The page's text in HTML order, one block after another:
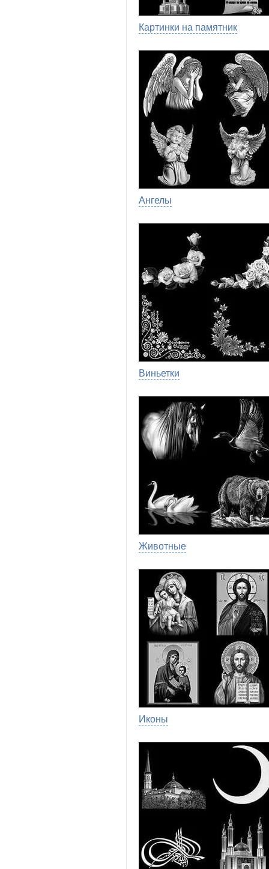
Картинки на памятник
Ангелы
Виньетки
Животные
Иконы